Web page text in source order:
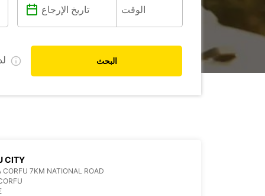
البحث
CITY
CORFU 7KM NATIONAL ROAD